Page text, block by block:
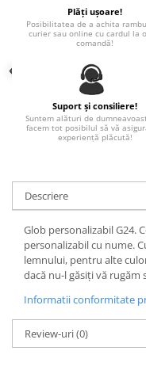
Domnisoara / Domnisor
Sporturi
Alte limbi
Engleza
Germana
Franceza
Slovaca
Diverse
Toppere Flori
Pachete de toppere
Oferte (Cake Toppers)
Plăți ușoare!
Posibilitatea de a achita
curier sau online cu cardul la
comandă!
Suport și consiliere!
Suntem alături de
facem tot posibilul să vă
experiență plăcută!
Descriere
Glob personalizabil G24.
personalizabil cu nume.
lemnului, pentru alte
dacă nu-l găsiți vă rugăm
Informatii conformitate
Review-uri(0)